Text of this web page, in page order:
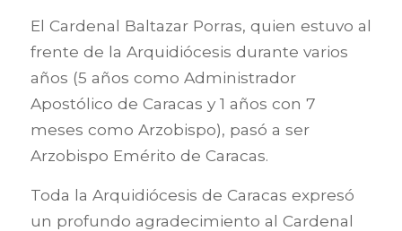
El Cardenal Baltazar Porras, quien estuvo al
frente de la Arquidiócesis durante varios
años (5 años como Administrador
Apostólico de Caracas y 1 años con 7
meses como Arzobispo), pasó a ser
Arzobispo Emérito de Caracas.
Toda la Arquidiócesis de Caracas expresó
un profundo agradecimiento al Cardenal